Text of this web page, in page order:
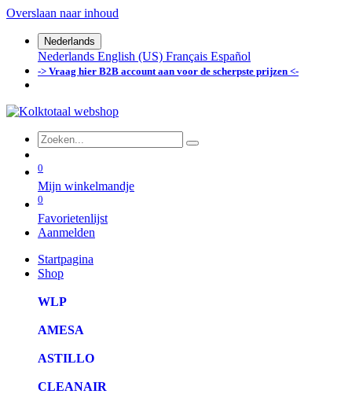
Overslaan naar inhoud
Nederlands
Nederlands English (US) Français Español
-> Vraag hier B2B account aan voor de scherpste prijzen <-
0
Mijn winkelmandje
0
Favorietenlijst
Aanmelden
Startpagina
Shop
WLP
AMESA
ASTILLO
CLEANAIR